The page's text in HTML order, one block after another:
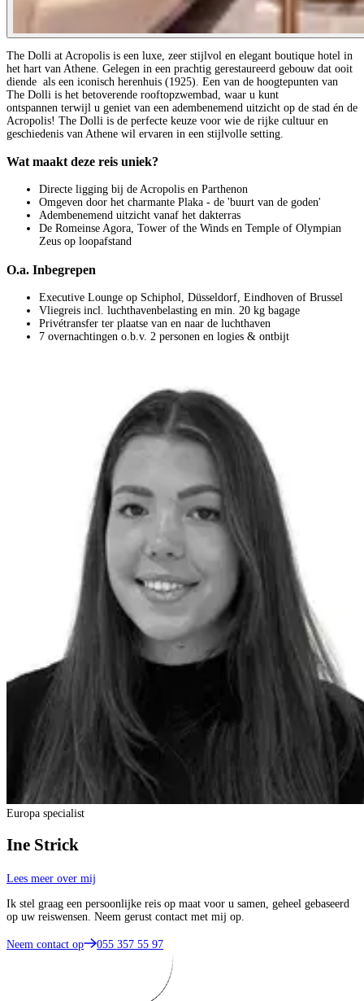
The Dolli at Acropolis is een luxe, zeer stijlvol en elegant boutique hotel in
het hart van Athene. Gelegen in een prachtig gerestaureerd gebouw dat ooit
diende als een iconisch herenhuis (1925). Een van de hoogtepunten van
The Dolli is het betoverende rooftopzwembad, waar u kunt
ontspannen terwijl u geniet van een adembenemend uitzicht op de stad én de
Acropolis! The Dolli is de perfecte keuze voor wie de rijke cultuur en
geschiedenis van Athene wil ervaren in een stijlvolle setting.
Wat maakt deze reis uniek?
Directe ligging bij de Acropolis en Parthenon
Omgeven door het charmante Plaka - de 'buurt van de goden'
Adembenemend uitzicht vanaf het dakterras
De Romeinse Agora, Tower of the Winds en Temple of Olympian
Zeus op loopafstand
O.a. Inbegrepen
Executive Lounge op Schiphol, Düsseldorf, Eindhoven of Brussel
Vliegreis incl. luchthavenbelasting en min. 20 kg bagage
Privétransfer ter plaatse van en naar de luchthaven
7 overnachtingen o.b.v. 2 personen en logies & ontbijt
Europa specialist
Ine Strick
Lees meer over mij
Ik stel graag een persoonlijke reis op maat voor u samen, geheel gebaseerd
op uw reiswensen. Neem gerust contact met mij op.
Neem contact op 055 357 55 97